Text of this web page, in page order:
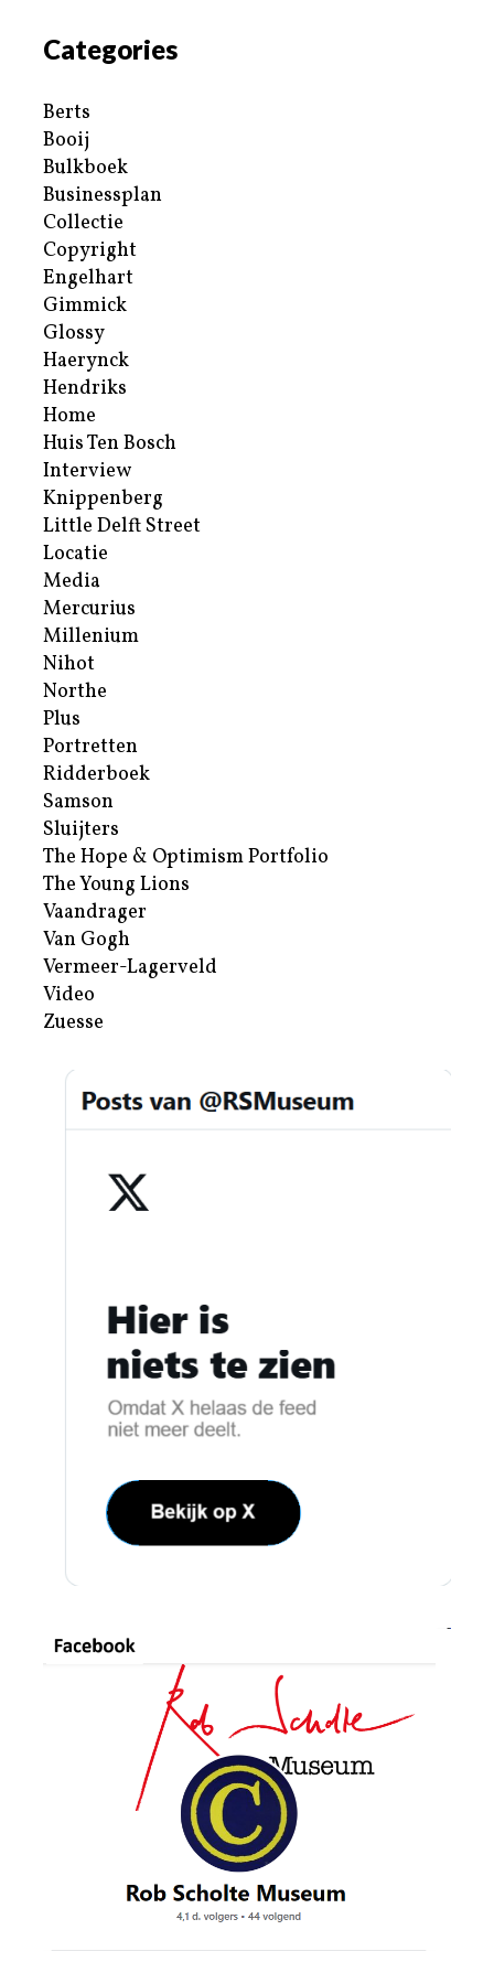
Categories
Berts
Booij
Bulkboek
Businessplan
Collectie
Copyright
Engelhart
Gimmick
Glossy
Haerynck
Hendriks
Home
Huis Ten Bosch
Interview
Knippenberg
Little Delft Street
Locatie
Media
Mercurius
Millenium
Nihot
Northe
Plus
Portretten
Ridderboek
Samson
Sluijters
The Hope & Optimism Portfolio
The Young Lions
Vaandrager
Van Gogh
Vermeer-Lagerveld
Video
Zuesse